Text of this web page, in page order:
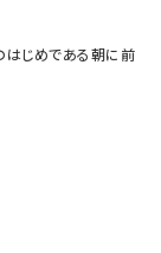
はじめである朝に前